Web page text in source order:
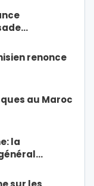
renonce
au Maroc
la